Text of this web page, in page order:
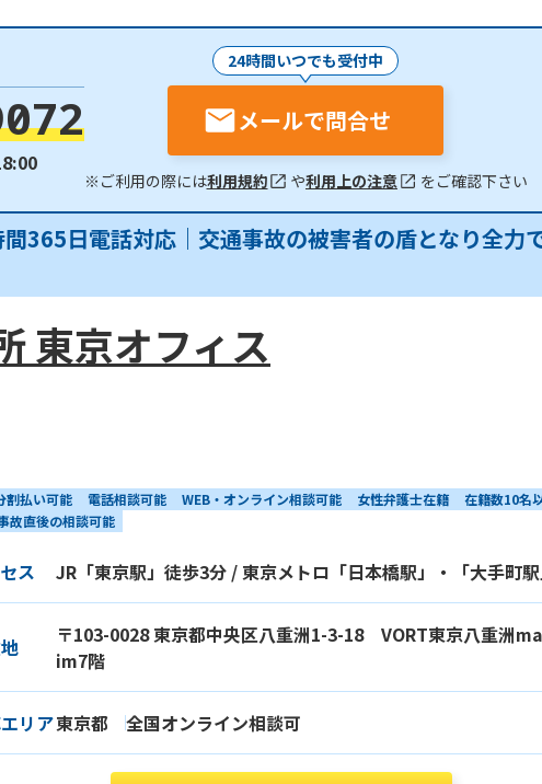
24時間いつでも受付中
メールで問合せ
※ご利用の際には利用規約 や利用上の注意 をご確認下さい
365日電話対応｜交通事故の被害者の盾となり全力
東京オフィス
割払い可能 電話相談可能 WEB・オンライン相談可能 女性弁護士在籍
在籍数10名
故直後の相談可能
ス JR「東京駅」徒歩3分 / 東京メトロ「日本橋駅」・「大手町
〒103-0028 東京都中央区八重洲1-3-18 VORT東京八重洲
im7階
リア東京都 全国オンライン相談可